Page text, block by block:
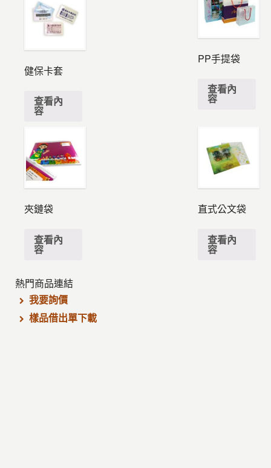
健保卡套
查看內
容
PP手提袋
查看內
容
夾鏈袋
查看內
容
直式公文袋
查看內
容
熱門商品連結
我要詢價
樣品借出單下載